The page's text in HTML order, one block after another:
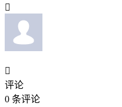


评论
0 条评论